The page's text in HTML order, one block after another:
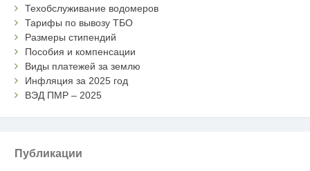
Техобслуживание водомеров
Тарифы по вывозу ТБО
Размеры стипендий
Пособия и компенсации
Виды платежей за землю
Инфляция за 2025 год
ВЭД ПМР – 2025
Публикации